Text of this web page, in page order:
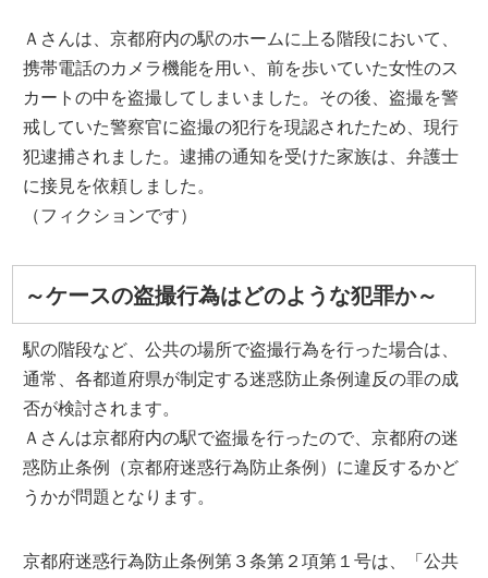
Ａさんは、京都府内の駅のホームに上る階段において、
携帯電話のカメラ機能を用い、前を歩いていた女性のス
カートの中を盗撮してしまいました。その後、盗撮を警
戒していた警察官に盗撮の犯行を現認されたため、現行
犯逮捕されました。逮捕の通知を受けた家族は、弁護士
に接見を依頼しました。
（フィクションです）
～ケースの盗撮行為はどのような犯罪か～
駅の階段など、公共の場所で盗撮行為を行った場合は、
通常、各都道府県が制定する迷惑防止条例違反の罪の成
否が検討されます。
Ａさんは京都府内の駅で盗撮を行ったので、京都府の迷
惑防止条例（京都府迷惑行為防止条例）に違反するかど
うかが問題となります。
京都府迷惑行為防止条例第３条第２項第１号は、「公共